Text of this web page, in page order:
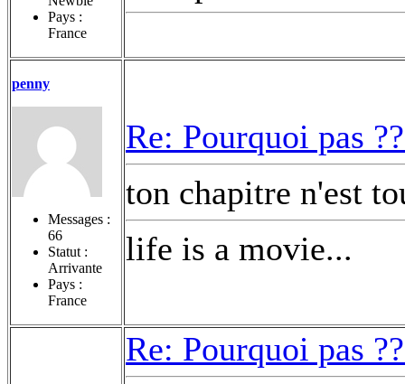
Pays :
France
penny
Messages :
66
Statut :
Arrivante
Pays :
France
Re: Pourquoi pas
ton chapitre n'est
life is a movie...
Re: Pourquoi pas